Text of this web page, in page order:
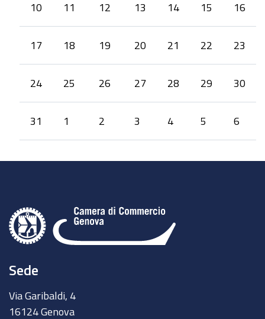
10 11 12 13 14 15 16
17 18 19 20 21 22 23
24 25 26 27 28 29 30
31 1 2 3 4 5 6
Sede
Via Garibaldi, 4
16124 Genova